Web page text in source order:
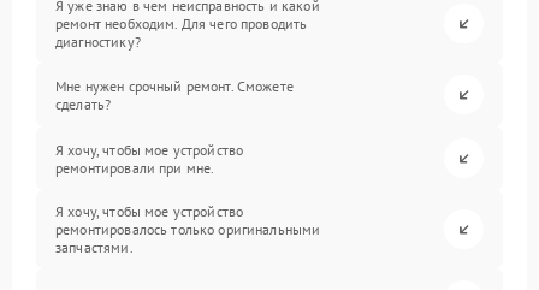
Я уже знаю в чем неисправность и какой
ремонт необходим. Для чего проводить
диагностику?
Мне нужен срочный ремонт. Сможете
сделать?
Я хочу, чтобы мое устройство
ремонтировали при мне.
Я хочу, чтобы мое устройство
ремонтировалось только оригинальными
запчастями.